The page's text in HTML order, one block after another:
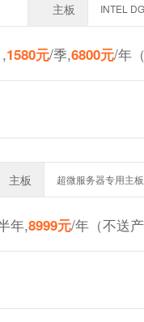
主板 INTEL
1580元/季,6800元/年
主板 超微服务器专用主板
年,8999元/年（不送